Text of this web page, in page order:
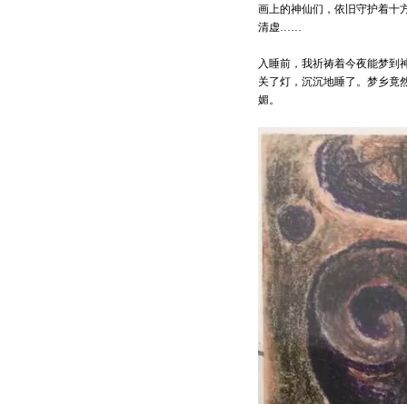
画上的神仙们，依旧守护着十
清虚……
入睡前，我祈祷着今夜能梦
关了灯，沉沉地睡了。梦乡竟
媚。